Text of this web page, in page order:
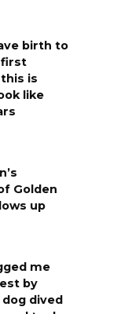
birth to
first
is
like
Golden
up
me
by
dived